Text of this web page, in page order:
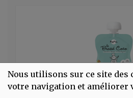
Nous utilisons sur ce site
votre navigation et améliorer